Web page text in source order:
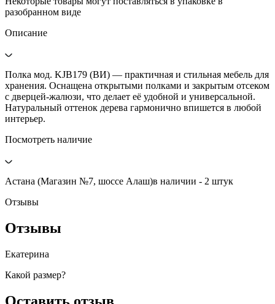
разобранном виде
Описание
Полка мод. KJB179 (ВИ) — практичная и стильная мебель для
хранения. Оснащена открытыми полками и закрытым отсеком
с дверцей-жалюзи, что делает её удобной и универсальной.
Натуральный оттенок дерева гармонично впишется в любой
интерьер.
Посмотреть наличие
Астана (Магазин №7, шоссе Алаш)в наличии - 2 штук
Отзывы
Отзывы
Екатерина
Какой размер?
Оставить отзыв